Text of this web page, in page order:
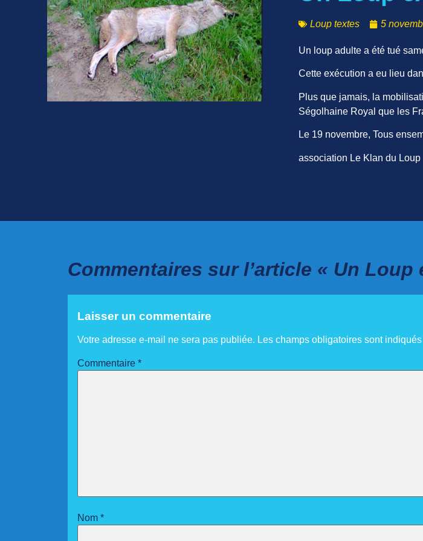
Loup textes 5
Un loup adulte a été tué
Cette exécution a eu lieu
Plus que jamais, la
Ségolhaine Royal que les
Le 19 novembre, Tous
association Le Klan du Loup
Commentaires sur l’article « Un Loup
Laisser un commentaire
Votre adresse e-mail ne sera pas publiée. Les champs obligatoires sont
Commentaire *
Nom *